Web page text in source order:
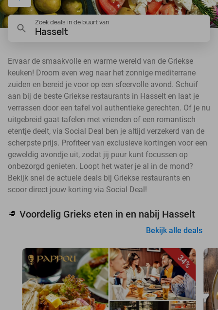
Zoek deals in de buurt van
Hasselt
Ervaar de smaakvolle en warme wereld van de Griekse
keuken! Droom even weg naar het zonnige mediterrane
zuiden en bereid je voor op een sfeervolle avond. Schuif
aan bij de beste Griekse restaurants in Hasselt en laat je
verrassen door een tafel vol authentieke gerechten. Of je nu
uitgebreid gaat tafelen met vrienden of een romantisch
etentje deelt, via Social Deal ben je altijd verzekerd van de
scherpste prijs. Profiteer van exclusieve kortingen voor een
geweldig avondje uit, zodat jij puur kunt focussen op
onbezorgd genieten. Loopt het water je al in de mond?
Bekijk snel de actuele deals bij Griekse restaurants en
scoor direct jouw korting via Social Deal!
🥩 Voordelig Grieks eten in en nabij Hasselt
Bekijk alle deals
34%